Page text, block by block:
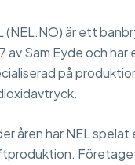
(NEL.NO) är ett
av Sam Eyde och
på
åren har NEL